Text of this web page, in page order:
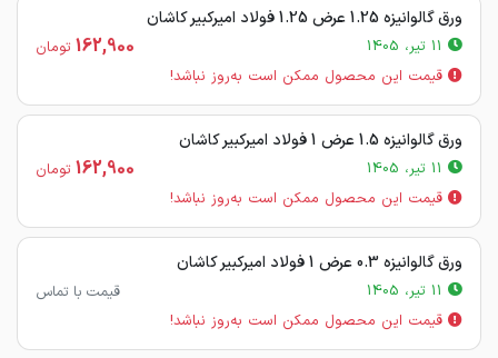
ورق گالوانیزه 1.25 عرض 1.25 فولاد امیرکبیر کاشان
162,900 تومان
قیمت این محصول ممکن است به‌روز نباشد!
ورق گالوانیزه 1.5 عرض 1 فولاد امیرکبیر کاشان
162,900 تومان
قیمت این محصول ممکن است به‌روز نباشد!
ورق گالوانیزه 0.3 عرض 1 فولاد امیرکبیر کاشان
قیمت با تماس
قیمت این محصول ممکن است به‌روز نباشد!